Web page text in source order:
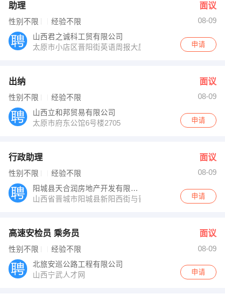
助理 面议
性别不限 经验不限
08-09
山西君之诚科工贸有限公司
太原市小店区晋阳街英语周报大厦
申请
出纳 面议
性别不限 经验不限
08-09
山西立和邦贸易有限公司
太原市府东公馆6号楼2705
申请
行政助理 面议
性别不限 经验不限
08-09
阳城县天合润房地产开发有限公司
山西省晋城市阳城县新阳西街与晋韩公路交汇处申请
高速安检员 乘务员 面议
性别不限 经验不限
08-09
北旅安巡公路工程有限公司
山西宁武人才网
申请